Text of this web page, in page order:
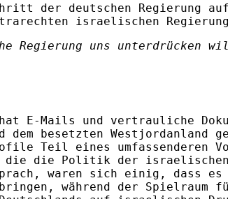
der deutschen Regierung
israelischen
Regierung uns unterdrücken
E-Mails und vertrauliche
besetzten Westjordanland
Teil eines umfassenderen
die die Politik der israelischen
waren sich einig, dass
bringen, während der